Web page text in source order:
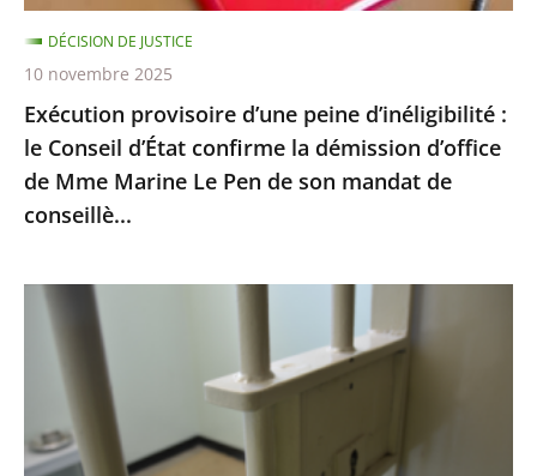
confirme
la
démission
d’office
de
Mme
Marine
Pen
son
mandat
conseillè...
Exécution provisoire d’une peine d’inéligibilité :
le Conseil d’État confirme la démission d’office
de Mme Marine Le Pen de son mandat de
conseillè...
DÉCISION DE JUSTICE
10 novembre 2025
Prisons
quartiers
de
lutte